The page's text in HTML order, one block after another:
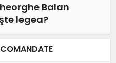
Balan
legea?